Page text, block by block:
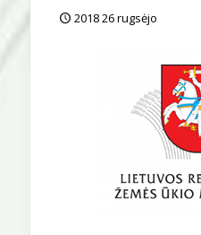
2018 26 rugsėjo